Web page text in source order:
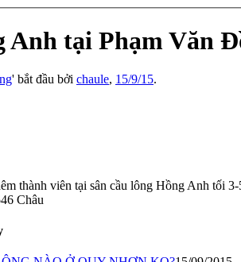
Anh tại Phạm Văn
' bắt đầu bởi chaule, 15/9/15.
thành viên tại sân cầu lông Hồng Anh
Châu